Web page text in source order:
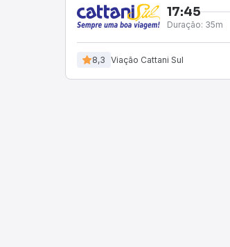
17:45
Duração: 35m
8,3 Viação Cattani Sul